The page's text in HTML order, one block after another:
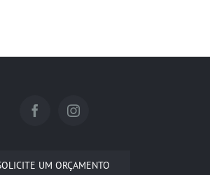
UM ORÇAMENTO